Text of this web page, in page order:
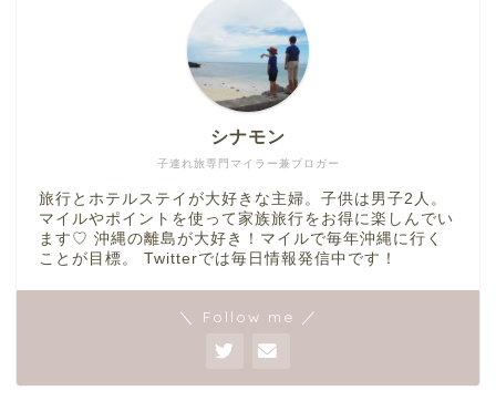
子連れ旅専門マイラー兼ブロガー
シナモン
旅行とホテルステイが大好きな主婦。子供は男子2人。
マイルやポイントを使って家族旅行をお得に楽しんでい
ます♡ 沖縄の離島が大好き！マイルで毎年沖縄に行く
ことが目標。 Twitterでは毎日情報発信中です！
＼ Follow me ／